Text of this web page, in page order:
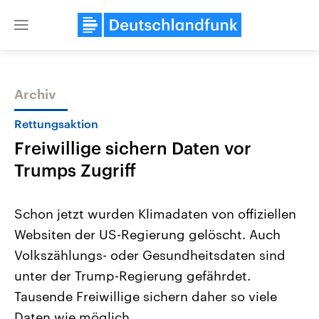
Close
Themen
Landtagswahl Sachsen-Anhalt
2026
Alle Informationen
Sachsen-Anhalt wählt am 6.
September 2026 einen neuen
Landtag. Seit 2021 wird das
Bundesland von einer Koalition aus
USA
Aktuelle Beiträge,
Hintergründe
Wirtschaftlich und
gehören die Vereinigten
den mächtigsten Ländern
Archiv
Rettungsaktion
Freiwillige sichern Daten vor
Trumps Zugriff
Schon jetzt wurden Klimadaten von offiziellen
Websiten der US-Regierung gelöscht. Auch
Volkszählungs- oder Gesundheitsdaten sind
unter der Trump-Regierung gefährdet.
Tausende Freiwillige sichern daher so viele